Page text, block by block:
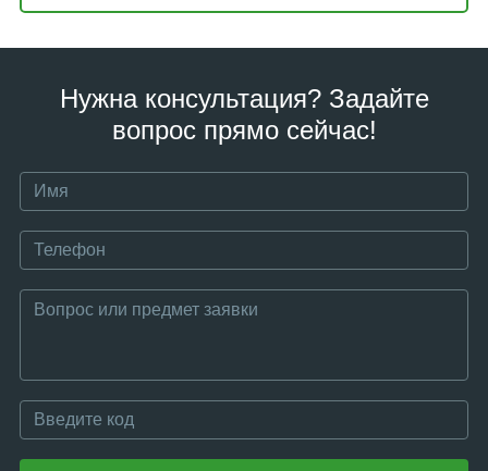
Нужна консультация? Задайте
вопрос прямо сейчас!